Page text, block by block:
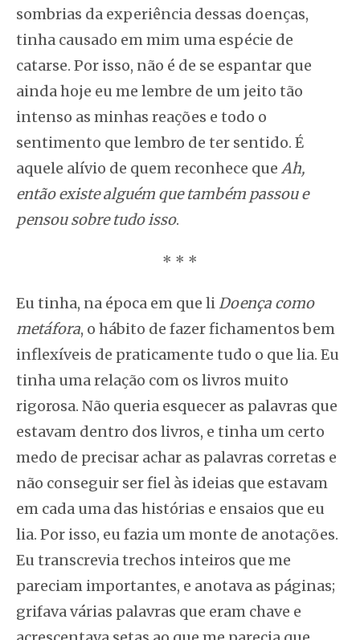
sombrias da experiência dessas doenças,
tinha causado em mim uma espécie de
catarse. Por isso, não é de se espantar que
ainda hoje eu me lembre de um jeito tão
intenso as minhas reações e todo o
sentimento que lembro de ter sentido. É
aquele alívio de quem reconhece que Ah,
então existe alguém que também passou e
pensou sobre tudo isso.
* * *
Eu tinha, na época em que liDoença como
metáfora, o hábito de fazer fichamentos bem
inflexíveis de praticamente tudo o que lia. Eu
tinha uma relação com os livros muito
rigorosa. Não queria esquecer as palavras que
estavam dentro dos livros, e tinha um certo
medo de precisar achar as palavras corretas e
não conseguir ser fiel às ideias que estavam
em cada uma das histórias e ensaios que eu
lia. Por isso, eu fazia um monte de anotações.
Eu transcrevia trechos inteiros que me
pareciam importantes, e anotava as páginas;
grifava várias palavras que eram chave e